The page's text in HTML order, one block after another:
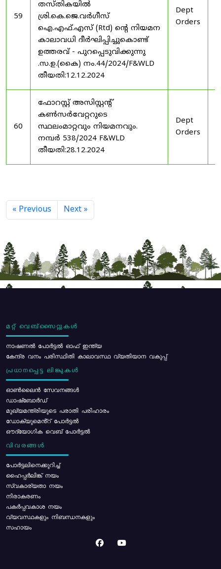
59
തസ്തികയിൽ
ശ്രി.കെ.ജെ.വർഗീസ്
ഐ.എഫ്.എസ് (Rtd) ന്റെ നിയമന
കാലാവധി ദീർഘിപ്പിച്ചുകൊണ്ട്
ഉത്തരവ് - പുറപ്പെടുവിക്കുന്നു
.സ.ഉ.(കൈ) നം.44/2024/F&WLD
തീയതി:12.12.2024
Dept
Orders
60
ഫോറസ്റ്റ് അസിസ്റ്റൻ്റ്
കൺസർവേറ്ററുടെ
സ്ഥലംമാറ്റവും നിയമനവും.
നമ്പർ 538/2024 F&WLD
തീയതി:28.12.2024
Dept
Orders
« Previous Next »
മറ്റ് വെബ്സൈറ്റുകൾ
നാഷണൽ പോർട്ടൽ ഓഫ് ഇന്ത്യ
കേന്ദ്ര വനം പരിസ്ഥിതി കാലാവസ്ഥ വ്യതിയാന വകുപ്പ്
പ്രധാനപ്പെട്ട ലിങ്കുകൾ
ഓൺലൈൻ സേവനങ്ങൾ
ഡാഷ്ബോർഡ്
മുഖ്യമന്ത്രിയുടെ പരാതി പരിഹാരം
ഡോക്യുമെൻ്റ് പോർട്ടൽ
ഔദ്യോഗിക വെബ് പോർട്ടൽ
വിവരങ്ങൾ
പോര്‍ട്ടലിനെക്കുറിച്ച്
ഹൈപ്പർലിങ്ക് നയം
സ്വകാര്യതാ നയം
നിരാകരണം
പകർപ്പവകാശ നയം
വ്യവസ്ഥകളും നിബന്ധനകളും
സഹായം